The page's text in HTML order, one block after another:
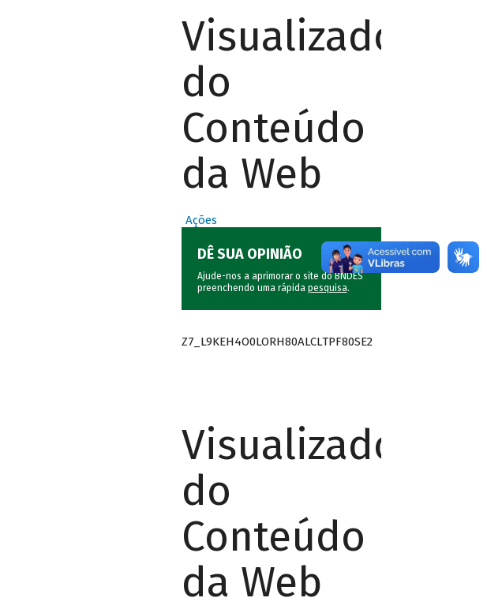
Visualizador
do
Conteúdo
da Web
Ações
DÊ SUA OPINIÃO
Ajude-nos a aprimorar o site do BNDES
preenchendo uma rápida pesquisa.
Z7_L9KEH4O0LORH80ALCLTPF80SE2
Visualizador
do
Conteúdo
da Web